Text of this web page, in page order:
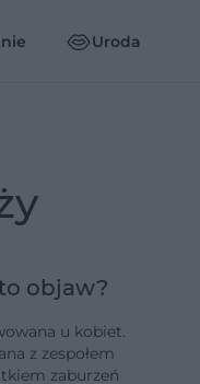
Uroda
objaw?
u kobiet.
z zespołem
zaburzeń